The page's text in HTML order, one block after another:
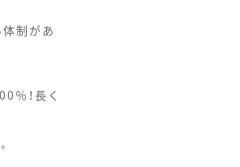
制があ
％！長く